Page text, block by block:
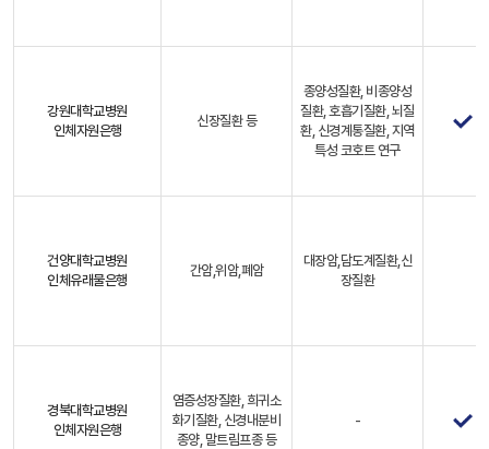
강원대학교병원
인체자원은행
신장질환 등
종양성질환, 비종양성
질환, 호흡기질환, 뇌질
환, 신경계통질환, 지역
특성 코호트 연구
건양대학교병원
인체유래물은행
간암,위암,폐암
대장암,담도계질환,신
장질환
경북대학교병원
인체자원은행
염증성장질환, 희귀소
화기질환, 신경내분비
종양, 말트림프종 등
-